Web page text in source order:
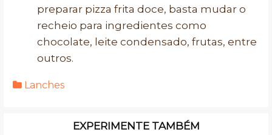
preparar pizza frita doce, basta mudar o
recheio para ingredientes como
chocolate, leite condensado, frutas, entre
outros.
Lanches
EXPERIMENTE TAMBÉM